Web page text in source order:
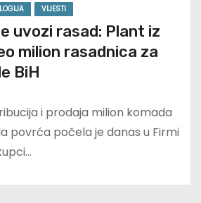
VIJESTI
uvozi rasad: Plant iz
milion rasadnica za
BiH
i prodaja milion komada
povrća počela je danas u Firmi